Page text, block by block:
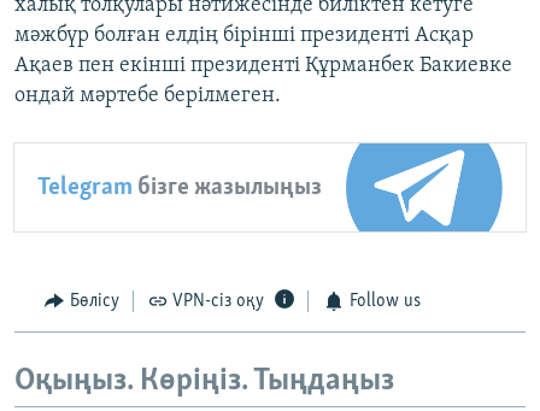
халық толқулары нәтижесінде биліктен кетуге
мәжбүр болған елдің бірінші президенті Асқар
Ақаев пен екінші президенті Құрманбек Бакиевке
ондай мәртебе берілмеген.
Telegram бізге жазылыңыз
Бөлісу VPN-сіз оқу Follow us
Оқыңыз. Көріңіз. Тыңдаңыз